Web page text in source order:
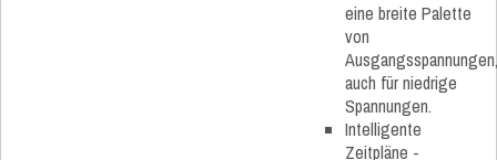
eine breite Palette
von
Ausgangsspannungen,
auch für niedrige
Spannungen.
Intelligente
Zeitpläne -